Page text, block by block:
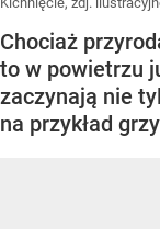
Chociaż
to w powietrzu
zaczynają nie
na przykład